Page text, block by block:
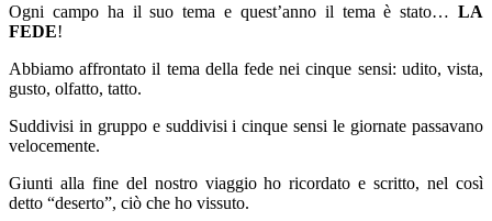
Ogni campo ha il suo tema e quest’anno il tema è stato… LA
FEDE!
Abbiamo affrontato il tema della fede nei cinque sensi: udito, vista,
gusto, olfatto, tatto.
Suddivisi in gruppo e suddivisi i cinque sensi le giornate passavano
velocemente.
Giunti alla fine del nostro viaggio ho ricordato e scritto, nel così
detto “deserto”, ciò che ho vissuto.